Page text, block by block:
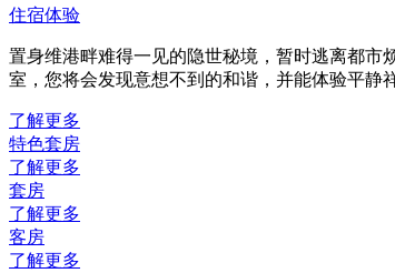
住宿体验
置身维港畔难得一见的隐世秘境，暂时逃离都市
室，您将会发现意想不到的和谐，并能体验平静
了解更多
特色套房
了解更多
套房
了解更多
客房
了解更多